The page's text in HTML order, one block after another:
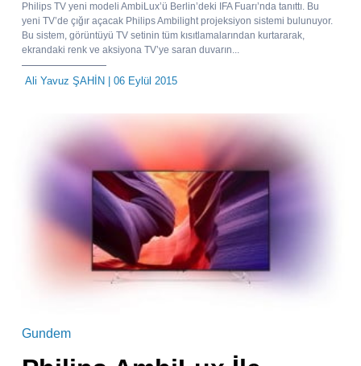
Philips TV yeni modeli AmbiLux’ü Berlin’deki IFA Fuarı’nda tanıttı. Bu
yeni TV’de çığır açacak Philips Ambilight projeksiyon sistemi bulunuyor.
Bu sistem, görüntüyü TV setinin tüm kısıtlamalarından kurtararak,
ekrandaki renk ve aksiyona TV’ye saran duvarın...
Ali Yavuz ŞAHİN | 06 Eylül 2015
Gundem